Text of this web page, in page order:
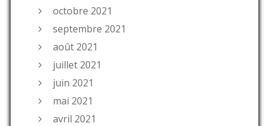
octobre 2021
septembre 2021
août 2021
juillet 2021
juin 2021
mai 2021
avril 2021